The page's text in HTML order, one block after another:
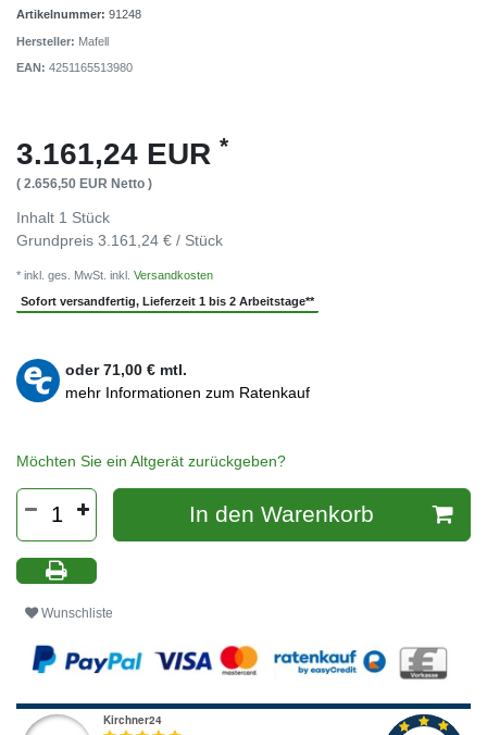
Artikelnummer: 91248
Hersteller: Mafell
EAN: 4251165513980
3.161,24 EUR *
( 2.656,50 EUR Netto )
Inhalt 1 Stück
Grundpreis 3.161,24 € / Stück
* inkl. ges. MwSt. inkl. Versandkosten
Sofort versandfertig, Lieferzeit 1 bis 2 Arbeitstage**
oder71,00 € mtl.
mehr Informationen zum Ratenkauf
Möchten Sie ein Altgerät zurückgeben?
In den Warenkorb
Wunschliste